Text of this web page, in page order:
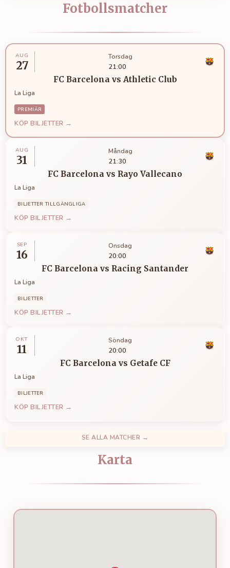
Fotbollsmatcher
AUG
27
Torsdag
21:00
FC Barcelonavs Athletic Club
La Liga
PREMIÄR
KÖP BILJETTER →
AUG
31
Måndag
21:30
FC Barcelona vs Rayo Vallecano
La Liga
BILJETTER TILLGÄNGLIGA
KÖP BILJETTER →
SEP
16
Onsdag
20:00
FC Barcelona vs Racing Santander
La Liga
BILJETTER
KÖP BILJETTER →
OKT
11
Söndag
20:00
FC Barcelonavs Getafe CF
La Liga
BILJETTER
KÖP BILJETTER →
SE ALLA MATCHER →
Karta